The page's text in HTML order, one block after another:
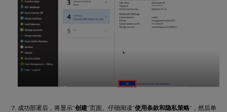
成功部署后，将显示“创建”页面。仔细阅读“使用条款和隐私策略”，然后单